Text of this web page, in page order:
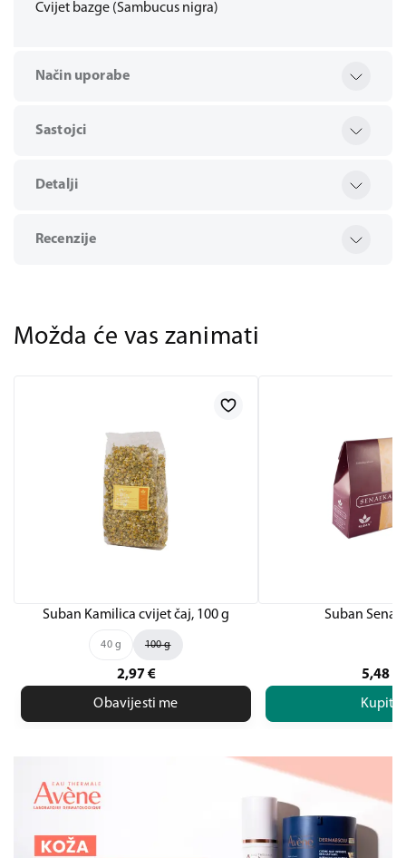
Cvijet bazge (Sambucus nigra)
Način uporabe
Sastojci
Detalji
Recenzije
Možda će vas zanimati
Suban Kamilica cvijet čaj, 100 g
40 g 100 g
2,97 €
Obavijesti me
Suban
5,48
Kupite